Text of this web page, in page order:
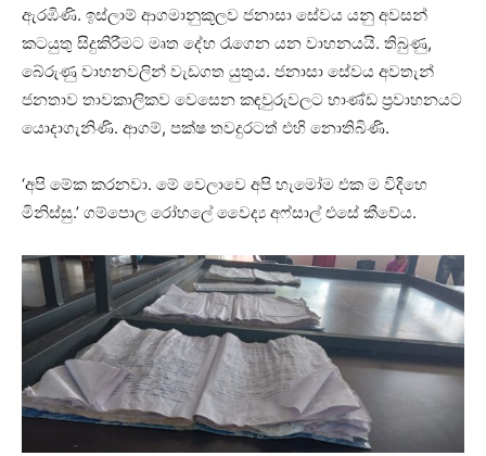
ඇරඹිණි. ඉස්ලාම් ආගමානුකූලව ජනාසා සේවය යනු අවසන්
කටයුතු සිදුකිරීමට මෘත දේහ රැගෙන යන වාහනයයි. තිබුණු,
බේරුණු වාහනවලින් වැඩගත යුතුය. ජනාසා සේවය අවතැන්
ජනතාව තාවකාලිකව වෙසෙන කඳවුරුවලට භාණ්ඩ ප්‍රවාහනයට
යොදාගැනිණි. ආගම්, පක්ෂ තවදුරටත් එහි නොතිබිණි.
‘අපි මේක කරනවා. මේ වෙලාවෙ අපි හැමෝම එක ම විදිහෙ
මිනිස්සු.’ ගම්පොල රෝහලේ වෛද්‍ය අෆ්සාල් එසේ කීවේය.